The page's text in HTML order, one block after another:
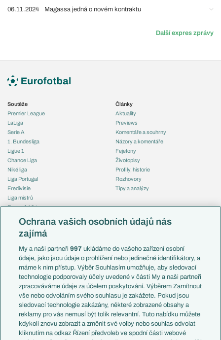
06.11.2024 Magassa jedná o novém kontraktu
Další expres zprávy
Soutěže
Premier League
LaLiga
Serie A
1. Bundesliga
Ligue 1
Chance Liga
Niké liga
Liga Portugal
Eredivisie
Liga mistrů
Evropská liga
Mistrovství světa
Liga národů
Témata
Představení týmů MS
EuroSkauting
PL v kostce
Evropské koeficienty
Přestupy
Přestupové spekulace
Zranění
Články
Aktuality
Previews
Komentáře a souhrny
Názory a komentáře
Fejetony
Životopisy
Profily, historie
Rozhovory
Tipy a analýzy
Česko
Francie
Itálie
Německo
Španělsko
Argentina
Brazílie
Přestupy
Zápasy
Livescore
Ochrana vašich osobních údajů nás
zajímá
My a naši partneři997 ukládáme do vašeho zařízení osobní
údaje, jako jsou údaje o prohlížení nebo jedinečné identifikátory, a
máme k nim přístup. Výběr Souhlasím umožňuje, aby sledovací
technologie podporovaly účely uvedené v části My a naši partneři
zpracováváme údaje za účelem poskytování. Výběrem Zamítnout
vše nebo odvoláním svého souhlasu je zakážete. Pokud jsou
sledovací technologie zakázány, některé zobrazené obsahy a
reklamy pro vás nemusí být tolik relevantní. Tuto nabídku můžete
kdykoli znovu zobrazit a změnit své volby nebo souhlas odvolat
kliknutím na odkaz Řízení předvoleb ve spodní části webové